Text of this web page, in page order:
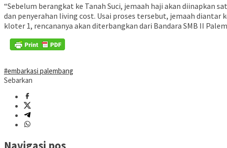
“Sebelum berangkat ke Tanah Suci, jemaah haji akan diinapkan
dan penyerahan living cost. Usai proses tersebut, jemaah
kloter 1, rencananya akan diterbangkan dari Bandara SMB II
#embarkasi palembang
Sebarkan